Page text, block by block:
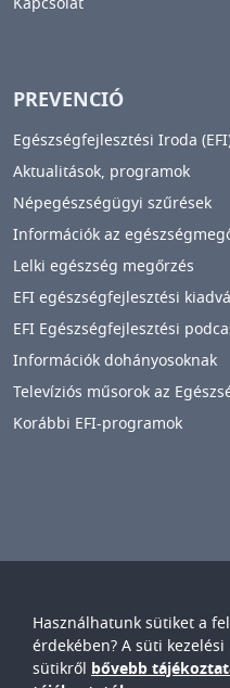
Használhatunk sütiket a
érdekében? A süti
sütikről bővebb
PREVENCIÓ
Egészségfejlesztési Iroda
Aktualitások, programok
Népegészségügyi szűrések
Információk az
Lelki egészség megőrzés
EFI egészségfejlesztési
EFI Egészségfejlesztési
Információk dohányosoknak
Televíziós műsorok az
Korábbi EFI-programok
Győr-Moson-Sopron
Petz Aladár
Egyetemi Oktató Kórház